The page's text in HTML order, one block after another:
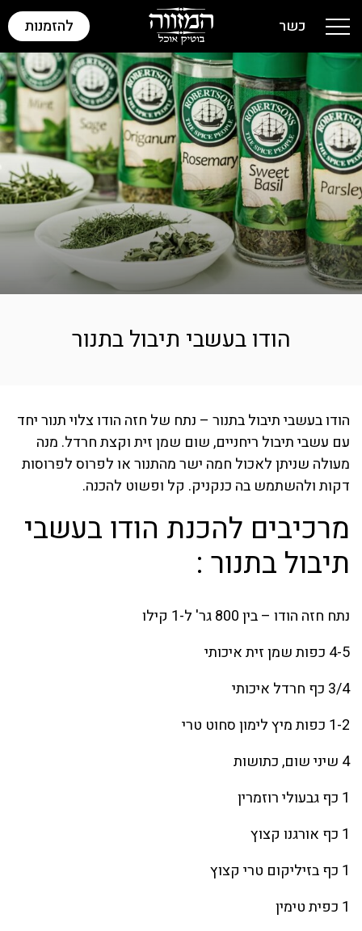
להזמנות
כשר
הודו בעשבי תיבול בתנור
הודו בעשבי תיבול בתנור – נתח של חזה הודו צלוי תנור יחד
עם עשבי תיבול ריחניים, שום שמן זית וקצת חרדל. מנה
מעולה שניתן לאכול חמה ישר מהתנור או לפרוס לפרוסות
דקות ולהשתמש בה כנקניק. קל ופשוט להכנה.
מרכיבים להכנת הודו בעשבי
תיבול בתנור :
נתח חזה הודו – בין 800 גר' ל-1 קילו
4-5 כפות שמן זית איכותי
3/4 כף חרדל איכותי
1-2 כפות מיץ לימון סחוט טרי
4 שיני שום, כתושות
1 כף גבעולי רוזמרין
1 כף אורגנו קצוץ
1 כף בזיליקום טרי קצוץ
1 כפית טימין